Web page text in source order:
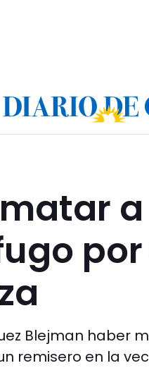
Blejman haber
remisero en la